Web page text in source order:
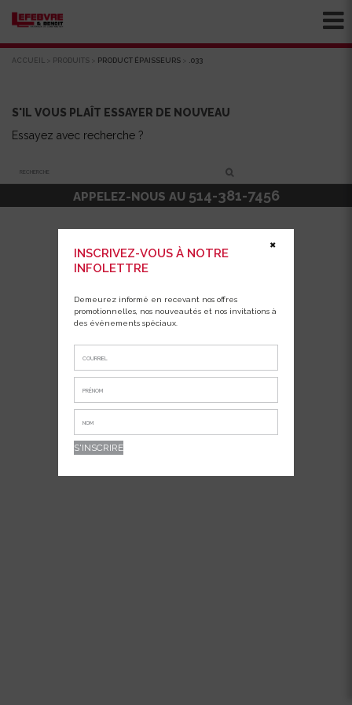
ACCUEIL > PRODUITS > PRODUCT ÉPAISSEURS > .033
S'IL VOUS PLAÎT ESSAYER DE NOUVEAU
Essayez avec recherche ?
INSCRIVEZ-VOUS À NOTRE
INFOLETTRE
Demeurez informé en recevant nos offres
promotionnelles, nos nouveautés et nos invitations à
des événements spéciaux.
✖
APPELEZ-NOUS AU 514-381-7456